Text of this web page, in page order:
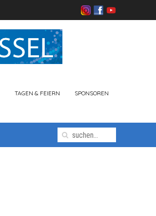
TAGEN & FEIERN SPONSOREN